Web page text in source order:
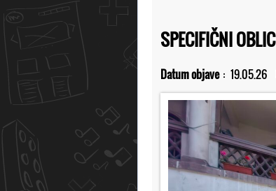
SPECIFIČNI
Datum objave : 19.05.26